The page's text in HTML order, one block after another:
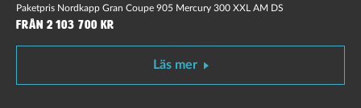
Paketpris Nordkapp Gran Coupe 905 Mercury 300 XXL AM DS
Från 2 103 700 kr
Läs mer